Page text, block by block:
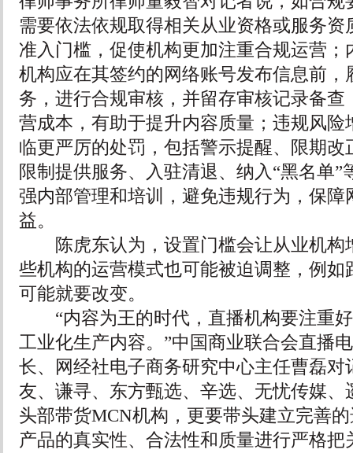
需要依法依规取得相关从业资格或服务资
准入门槛，促使机构更加注重合规运营；
机构应在其签约的网络账号发布信息前，
务，进行合规审核，并留存审核记录备查
营成本，有助于提升内容质量；违规风险
临更严厉的处罚，包括警示提醒、限期改
限制提供服务、入驻清退、纳入“黑名单”
强内部管理和培训，避免违规行为，保障
益。
陈虎东认为，设置门槛会让从业机构
些机构的运营模式也可能被迫调整，例如
可能就要改变。
“内容为王的时代，直播机构要注重好
工业化生产内容。”中国商业联合会直播
长、网经社电子商务研究中心主任曹磊对
友、谦寻、东方甄选、辛选、无忧传媒、
头部带货MCN机构，更要带头建立完善
产品的真实性、合法性和质量进行严格把